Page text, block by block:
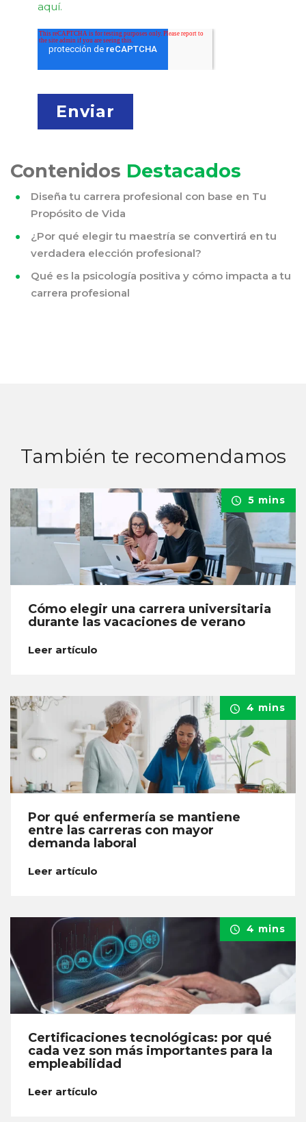
aquí.
Contenidos Destacados
Diseña tu carrera profesional con base en Tu
Propósito de Vida
¿Por qué elegir tu maestría se convertirá en tu
verdadera elección profesional?
Qué es la psicología positiva y cómo impacta a tu
carrera profesional
También te recomendamos
5 mins
Cómo elegir una carrera universitaria
durante las vacaciones de verano
Leer artículo
4 mins
Por qué enfermería se mantiene
entre las carreras con mayor
demanda laboral
Leer artículo
4 mins
Certificaciones tecnológicas: por qué
cada vez son más importantes para la
empleabilidad
Leer artículo